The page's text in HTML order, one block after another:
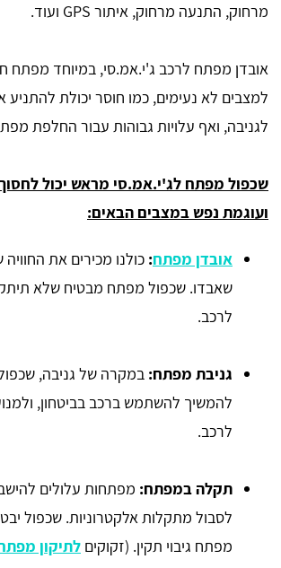
מרחוק, התנעה מרחוק, איתור GPS ועוד.
אובדן מפתח לרכב ג'י.אמ.סי, במיוחד מפתח
למצבים לא נעימים, כמו חוסר יכולת
לגניבה, ואף עלויות גבוהות עבור החלפת
שכפול מפתח לג'י.אמ.סי מראש יכול
ועוגמת נפש במצבים הבאים:
אובדן מפתח: כולנו מכירים את
שאבדו. שכפול מפתח מבטיח שלא
לרכב.
גניבת מפתח: במקרה של גניבה,
להמשיך להשתמש ברכב בביטחון,
לרכב.
תקלה במפתח: מפתחות עלולים
לסבול מתקלות אלקטרוניות. שכפול
מפתח גיבוי תקין. (זקוקים לתיקון